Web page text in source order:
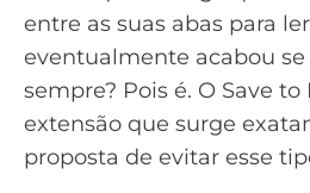
entre as suas abas para
eventualmente acabou
sempre? Pois é. O Save to
extensão que surge
proposta de evitar esse